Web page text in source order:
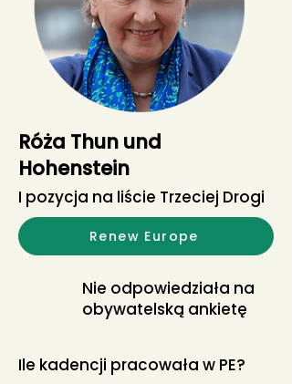
Róża Thun und
Hohenstein
I pozycja na liście Trzeciej Drogi
Renew Europe
Nie odpowiedziała na
obywatelską ankietę
Ile kadencji pracowała w PE?